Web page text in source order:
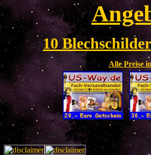
10
Alle Preise